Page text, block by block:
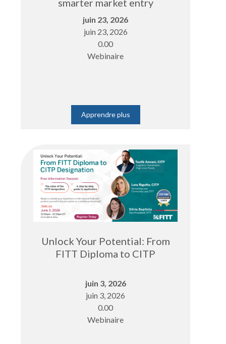
smarter market entry
juin 23, 2026
juin 23, 2026
0.00
Webinaire
Apprendre plus
Unlock Your Potential: From
FITT Diploma to CITP
juin 3, 2026
juin 3, 2026
0.00
Webinaire